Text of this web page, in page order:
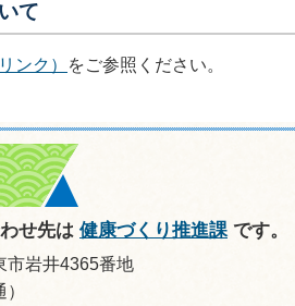
て
ンク） をご参照ください。
せ先は 健康づくり推進課 です。
岩井4365番地